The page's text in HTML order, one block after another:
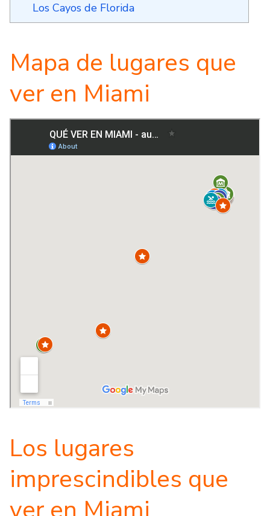
Los Cayos de Florida
Mapa de lugares que
ver en Miami
Los lugares
imprescindibles que